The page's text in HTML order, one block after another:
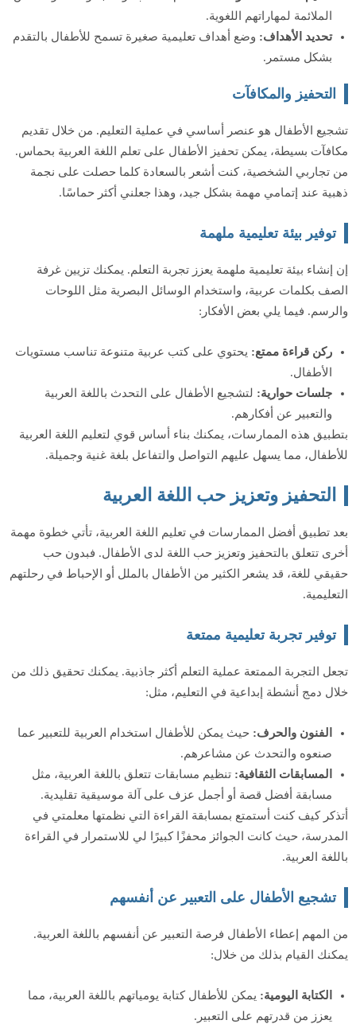
الملائمة لمهاراتهم اللغوية.
تحديد الأهداف: وضع أهداف تعليمية صغيرة تسمح للأطفال بالتقدم
بشكل مستمر.
التحفيز والمكافآت
تشجيع الأطفال هو عنصر أساسي في عملية التعليم. من خلال تقديم
مكافآت بسيطة، يمكن تحفيز الأطفال على تعلم اللغة العربية بحماس.
من تجاربي الشخصية، كنت أشعر بالسعادة كلما حصلت على نجمة
ذهبية عند إتمامي مهمة بشكل جيد، وهذا جعلني أكثر حماسًا.
توفير بيئة تعليمية ملهمة
إن إنشاء بيئة تعليمية ملهمة يعزز تجربة التعلم. يمكنك تزيين غرفة
الصف بكلمات عربية، واستخدام الوسائل البصرية مثل اللوحات
والرسم. فيما يلي بعض الأفكار:
ركن قراءة ممتع: يحتوي على كتب عربية متنوعة تناسب مستويات
الأطفال.
جلسات حوارية: لتشجيع الأطفال على التحدث باللغة العربية
والتعبير عن أفكارهم.
بتطبيق هذه الممارسات، يمكنك بناء أساس قوي لتعليم اللغة العربية
للأطفال، مما يسهل عليهم التواصل والتفاعل بلغة غنية وجميلة.
التحفيز وتعزيز حب اللغة العربية
بعد تطبيق أفضل الممارسات في تعليم اللغة العربية، تأتي خطوة مهمة
أخرى تتعلق بالتحفيز وتعزيز حب اللغة لدى الأطفال. فبدون حب
حقيقي للغة، قد يشعر الكثير من الأطفال بالملل أو الإحباط في رحلتهم
التعليمية.
توفير تجربة تعليمية ممتعة
تجعل التجربة الممتعة عملية التعلم أكثر جاذبية. يمكنك تحقيق ذلك من
خلال دمج أنشطة إبداعية في التعليم، مثل:
الفنون والحرف: حيث يمكن للأطفال استخدام العربية للتعبير عما
صنعوه والتحدث عن مشاعرهم.
المسابقات الثقافية: تنظيم مسابقات تتعلق باللغة العربية، مثل
مسابقة أفضل قصة أو أجمل عزف على آلة موسيقية تقليدية.
أتذكر كيف كنت أستمتع بمسابقة القراءة التي نظمتها معلمتي في
المدرسة، حيث كانت الجوائز محفزًا كبيرًا لي للاستمرار في القراءة
باللغة العربية.
تشجيع الأطفال على التعبير عن أنفسهم
من المهم إعطاء الأطفال فرصة التعبير عن أنفسهم باللغة العربية.
يمكنك القيام بذلك من خلال:
الكتابة اليومية: يمكن للأطفال كتابة يومياتهم باللغة العربية، مما
يعزز من قدرتهم على التعبير.